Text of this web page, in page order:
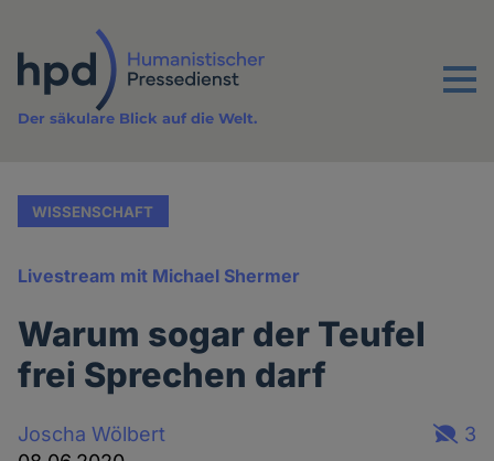
Inhalt
Menu
Der säkulare Blick auf die Welt.
WISSENSCHAFT
Livestream mit Michael Shermer
Warum sogar der Teufel
frei Sprechen darf
Joscha Wölbert
3